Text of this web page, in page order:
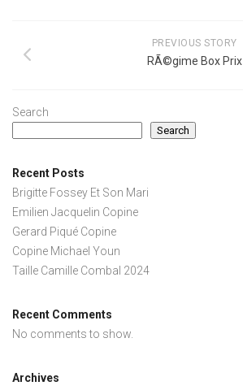
PREVIOUS STORY
RÃ©gime Box Prix
Search
Search
Recent Posts
Brigitte Fossey Et Son Mari
Emilien Jacquelin Copine
Gerard Piqué Copine
Copine Michael Youn
Taille Camille Combal 2024
Recent Comments
No comments to show.
Archives